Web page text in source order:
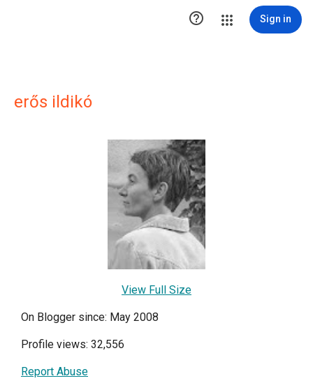
 Sign in
erős ildikó
View Full Size
On Blogger since: May 2008
Profile views: 32,556
Report Abuse